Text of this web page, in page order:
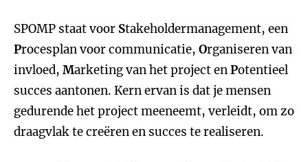
SPOMP staat voor Stakeholdermanagement, een
Procesplan voor communicatie, Organiseren van
invloed, Marketing van het project enPotentieel
succes aantonen. Kern ervan is dat je mensen
gedurende het project meeneemt, verleidt, om zo
draagvlak te creëren en succes te realiseren.